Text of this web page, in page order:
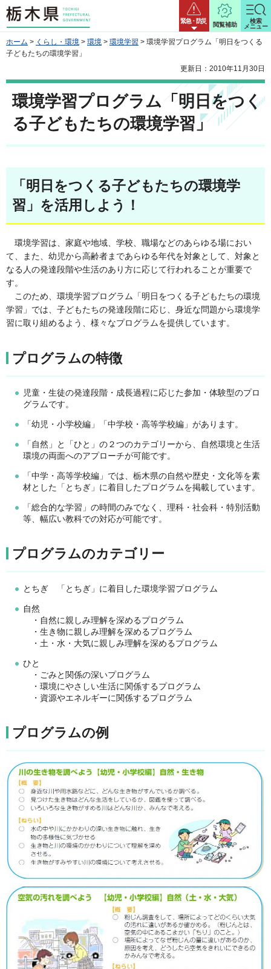
栃木県 緊急・防災
閲覧補助
検索
メニュー
ホーム > くらし・環境 > 環境 > 環境学習 > 環境学習プログラム「明日をつくる
子どもたちの環境学習」
更新日：2010年11月30日
環境学習プログラム「明日をつく
る子どもたちの環境学習」
「明日をつくる子どもたちの環境学
習」を活用しよう！
環境学習は、家庭や地域、学校、職場などのあらゆる場におい
て、また、幼児から高齢者まであらゆる年代を対象として、対象と
なる人の発達段階や生活のあり方に応じて行われることが重要で
す。
このため、環境学習プログラム「明日をつくる子どもたちの環境
学習」では、子どもたちの発達段階に応じ、身近な問題から環境学
習に取り組めるよう、様々なプログラムを提供しています。
プログラムの特徴
児童・生徒の発達段階・成長過程に応じた参加・体験型のプロ
グラムです。
「幼児・小学校編」「中学校・高等学校編」があります。
「自然」と「ひと」の２つのカテゴリーから、自然環境と生活
環境の両面へのアプローチが可能です。
「中学・高等学校編」では、栃木県の自然や歴史・文化等を素
材とした「とちぎ」に着目したプログラムを掲載しています。
「総合的な学習」の時間のみでなく、理科・社会科・特別活動
等、幅広い教科での対応が可能です。
プログラムのカテゴリー
とちぎ 「とちぎ」に着目した環境学習プログラム
自然
・自然に親しみ理解を深めるプログラム
・生き物に親しみ理解を深めるプログラム
・土・水・大気に親しみ理解を深めるプログラム
ひと
・ごみと関係の深いプログラム
・環境にやさしい生活に関係するプログラム
・資源やエネルギーに関係するプログラム
プログラムの例